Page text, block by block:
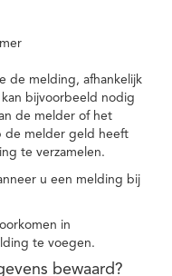
de melding, afhankelijk
bijvoorbeeld nodig
de melder of het
de melder geld heeft
te verzamelen.
u een melding bij
in
te voegen.
bewaard?